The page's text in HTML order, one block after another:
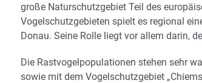
große Naturschutzgebiet Teil des
Vogelschutzgebieten spielt es regional
Donau. Seine Rolle liegt vor allem darin,
Die Rastvogelpopulationen stehen sehr
sowie mit dem Vogelschutzgebiet